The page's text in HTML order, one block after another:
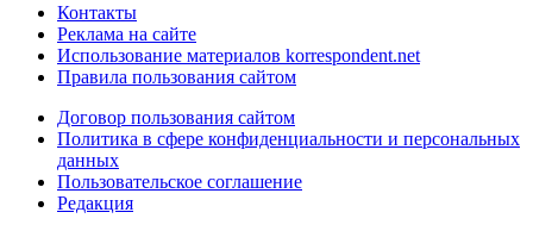
Контакты
Реклама на сайте
Использование материалов korrespondent.net
Правила пользования сайтом
Договор пользования сайтом
Политика в сфере конфиденциальности и персональных
данных
Пользовательское соглашение
Редакция